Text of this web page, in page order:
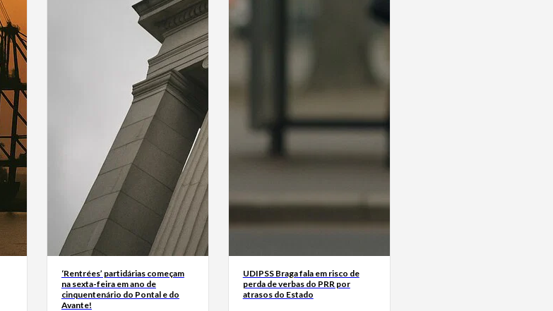
‘Rentrées’ partidárias começam
na sexta-feira em ano de
cinquentenário do Pontal e do
Avante!
UDIPSS Braga fala em risco de
perda de verbas do PRR por
atrasos do Estado